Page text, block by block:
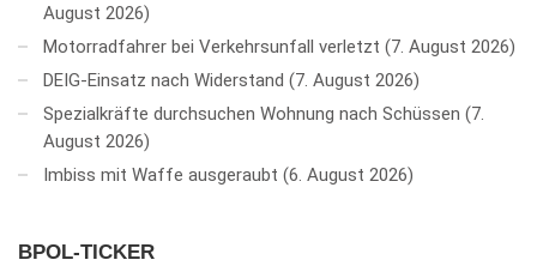
August 2026
Motorradfahrer bei Verkehrsunfall verletzt
7. August 2026
DEIG-Einsatz nach Widerstand
7. August 2026
Spezialkräfte durchsuchen Wohnung nach Schüssen
7.
August 2026
Imbiss mit Waffe ausgeraubt 6. August 2026
BPOL-TICKER